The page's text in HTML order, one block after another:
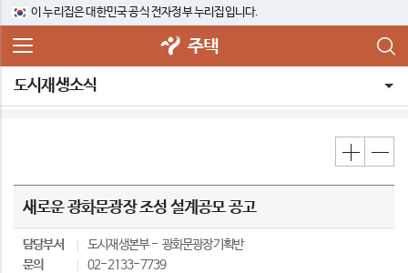
이 누리집은 대한민국 공식 전자정부 누리집입니다.
주택
도시재생소식
새로운 광화문광장 조성 설계공모 공고
담당부서 도시재생본부
광화문광장기획반
문의
02-2133-7739